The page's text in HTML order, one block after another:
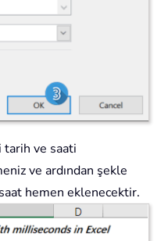
ve saati
ve ardından şekle
hemen eklenecektir.